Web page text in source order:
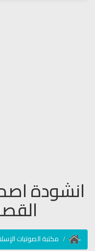
انشودة
مكتبة الصوتيات